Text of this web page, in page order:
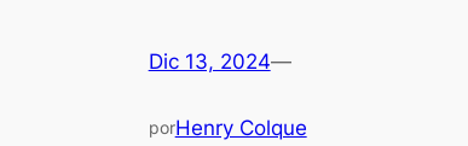
Dic 13, 2024—
porHenry Colque